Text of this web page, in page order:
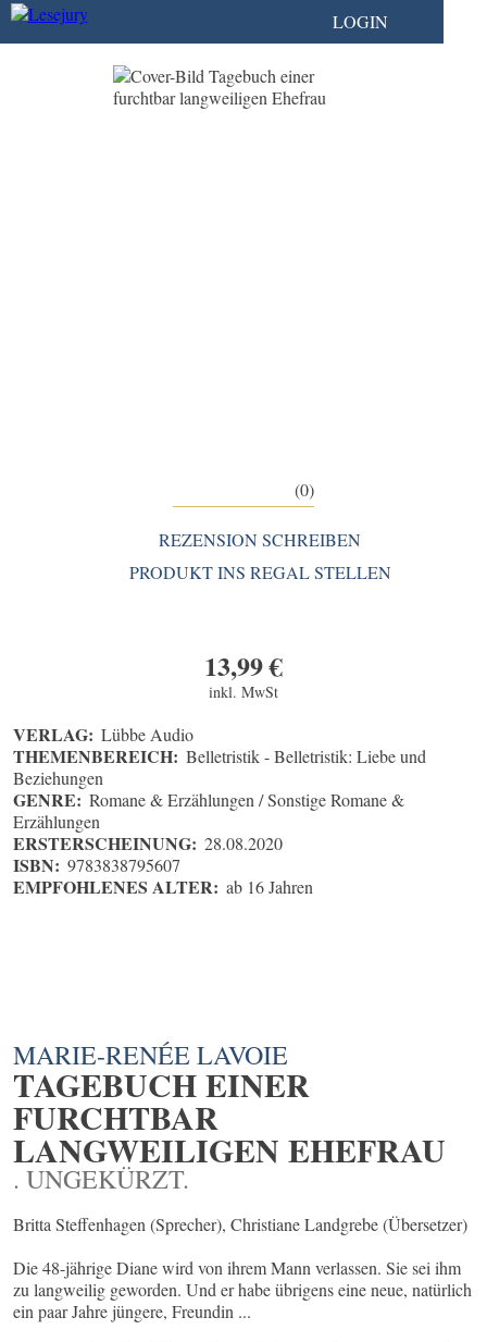
LOGIN
(0)
REZENSION SCHREIBEN
PRODUKT INS REGAL STELLEN
13,99€
inkl. MwSt
VERLAG: Lübbe Audio
THEMENBEREICH: Belletristik - Belletristik: Liebe und
Beziehungen
GENRE: Romane & Erzählungen / Sonstige Romane &
Erzählungen
ERSTERSCHEINUNG: 28.08.2020
ISBN: 9783838795607
EMPFOHLENES ALTER: ab 16 Jahren
MARIE-RENÉE LAVOIE
TAGEBUCH EINER
FURCHTBAR
LANGWEILIGEN EHEFRAU
. UNGEKÜRZT.
Britta Steffenhagen (Sprecher), Christiane Landgrebe (Übersetzer)
Die 48-jährige Diane wird von ihrem Mann verlassen. Sie sei ihm
zu langweilig geworden. Und er habe übrigens eine neue, natürlich
ein paar Jahre jüngere, Freundin ...